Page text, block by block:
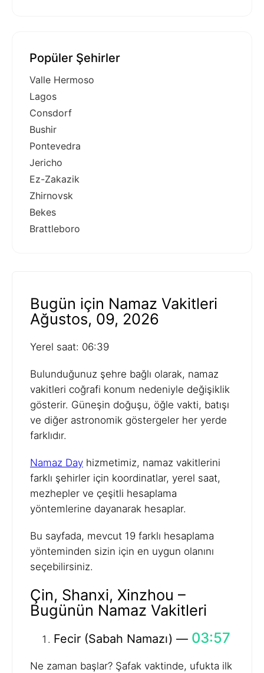
Popüler Şehirler
Valle Hermoso
Lagos
Consdorf
Bushir
Pontevedra
Jericho
Ez-Zakazik
Zhirnovsk
Bekes
Brattleboro
Bugün için Namaz Vakitleri
Ağustos, 09, 2026
Yerel saat: 06:39
Bulunduğunuz şehre bağlı olarak, namaz
vakitleri coğrafi konum nedeniyle değişiklik
gösterir. Güneşin doğuşu, öğle vakti, batışı
ve diğer astronomik göstergeler her yerde
farklıdır.
Namaz Day hizmetimiz, namaz vakitlerini
farklı şehirler için koordinatlar, yerel saat,
mezhepler ve çeşitli hesaplama
yöntemlerine dayanarak hesaplar.
Bu sayfada, mevcut 19 farklı hesaplama
yönteminden sizin için en uygun olanını
seçebilirsiniz.
Çin, Shanxi, Xinzhou –
Bugünün Namaz Vakitleri
Fecir (Sabah Namazı) — 03:57
Ne zaman başlar? Şafak vaktinde, ufukta ilk